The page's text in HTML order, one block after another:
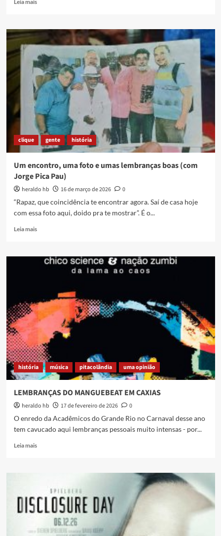
Leia mais
Leões
Vila
São
Luiz
clique gente história
Um encontro, uma foto e umas lembranças boas (com
Jorge Pica Pau)
heraldo hb 16 de março de 2026
0
“Rapaz, que coincidência te encontrar agora. Saí de casa hoje
com essa foto aqui, doido pra te mostrar”. É o...
Leia maisRead
Um
encontro,
umas
lembranças
boas
(com
Jorge
Pica
Pau)
história música pitacolândia uma opinião
LEMBRANÇAS DO MANGUEBEAT EM CAXIAS
heraldo hb 17 de fevereiro de 2026
0
O enredo da Acadêmicos do Grande Rio no Carnaval desse ano
tem cavucado aqui lembranças pessoais muito intensas - por...
Leia maisRead
MANGUEBEAT
EM
CAXIAS